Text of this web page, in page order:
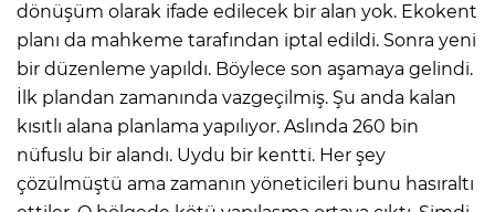
dönüşüm olarak ifade edilecek bir alan yok. Ekokent
planı da mahkeme tarafından iptal edildi. Sonra yeni
bir düzenleme yapıldı. Böylece son aşamaya gelindi.
İlk plandan zamanında vazgeçilmiş. Şu anda kalan
kısıtlı alana planlama yapılıyor. Aslında 260 bin
nüfuslu bir alandı. Uydu bir kentti. Her şey
çözülmüştü ama zamanın yöneticileri bunu hasıraltı